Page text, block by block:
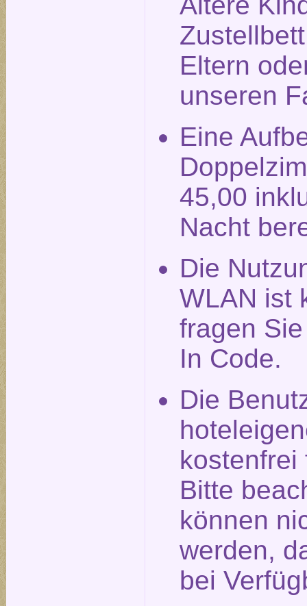
Eltern
unseren
Eine
45,00
Nacht
Die
WLAN ist
fragen
In Code.
Die
kostenfrei
Bitte
können
werden,
bei